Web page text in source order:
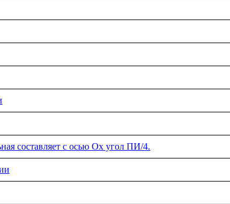
составляет с осью Оx угол ПИ/4.